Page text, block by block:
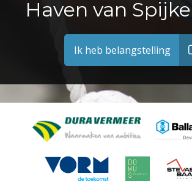
Haven van
Ik heb belangstelling